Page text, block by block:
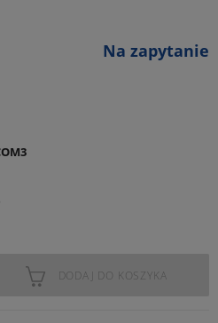
Na zapytanie
DODAJ DO KOSZYKA